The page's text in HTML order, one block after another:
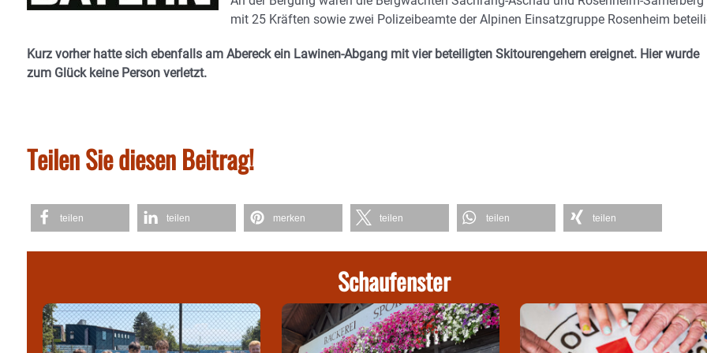
mit 25 Kräften sowie zwei Polizeibeamte der Alpinen Einsatzgruppe Rosenheim
Kurz vorher hatte sich ebenfalls am Abereck ein Lawinen-Abgang mit vier beteiligten Skitourengehern ereignet. Hier wurde
zum Glück keine Person verletzt.
Teilen Sie diesen Beitrag!
teilen teilen merken teilen teilen teilen
Schaufenster